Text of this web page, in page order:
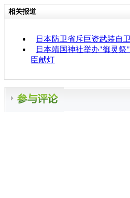
相关报道
日本防卫省斥巨资武装自
日本靖国神社举办"御灵祭
臣献灯